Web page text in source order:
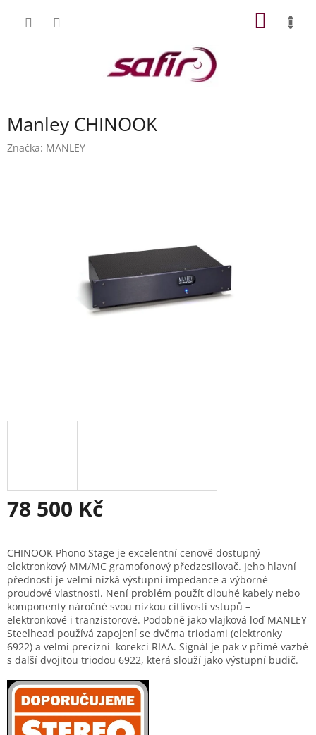
Manley CHINOOK
Značka: MANLEY
78 500 Kč
CHINOOK Phono Stage je excelentní cenově dostupný
elektronkový MM/MC gramofonový předzesilovač. Jeho hlavní
předností je velmi nízká výstupní impedance a výborné
proudové vlastnosti. Není problém použít dlouhé kabely nebo
komponenty náročné svou nízkou citlivostí vstupů –
elektronkové i tranzistorové. Podobně jako vlajková loď MANLEY
Steelhead používá zapojení se dvěma triodami (elektronky
6922) a velmi precizní korekci RIAA. Signál je pak v přímé vazbě
s další dvojitou triodou 6922, která slouží jako výstupní budič.